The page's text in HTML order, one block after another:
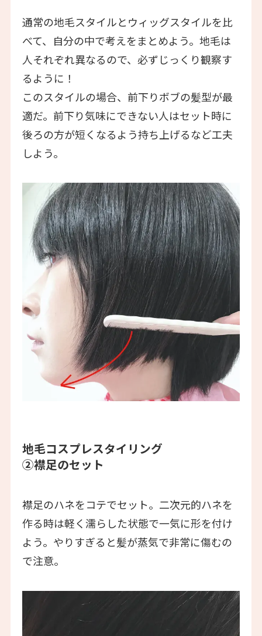
通常の地毛スタイルとウィッグスタイルを比
べて、自分の中で考えをまとめよう。地毛は
人それぞれ異なるので、必ずじっくり観察す
るように！
このスタイルの場合、前下りボブの髪型が最
適だ。前下り気味にできない人はセット時に
後ろの方が短くなるよう持ち上げるなど工夫
しよう。
地毛コスプレスタイリング
②襟足のセット
襟足のハネをコテでセット。二次元的ハネを
作る時は軽く濡らした状態で一気に形を付け
よう。やりすぎると髪が蒸気で非常に傷むの
で注意。